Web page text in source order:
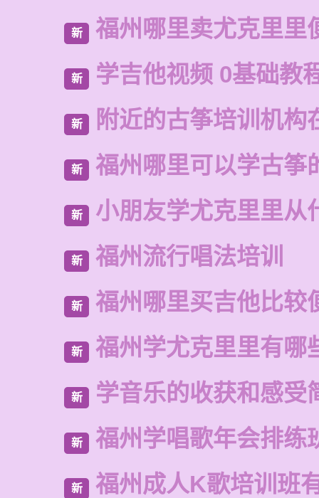
新 福州哪里卖尤克里里
新 学吉他视频 0基础教
新 附近的古筝培训机构
新 福州哪里可以学古筝
新 小朋友学尤克里里从
新 福州流行唱法培训
新 福州哪里买吉他比较
新 福州学尤克里里有哪
新 学音乐的收获和感受
新 福州学唱歌年会排练
新 福州成人K歌培训班